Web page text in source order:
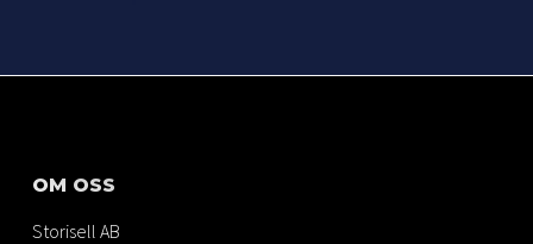
OM OSS
Storisell AB